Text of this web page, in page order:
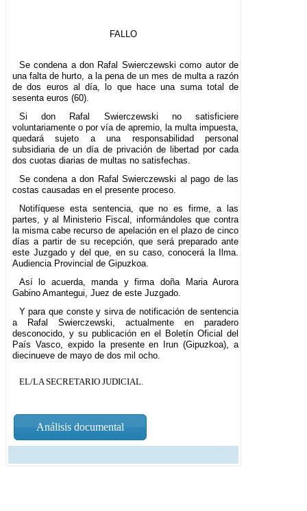
FALLO
Se condena a don Rafal Swierczewski como autor de
una falta de hurto, a la pena de un mes de multa a razón
de dos euros al día, lo que hace una suma total de
sesenta euros (60).
Si don Rafal Swierczewski no satisficiere
voluntariamente o por vía de apremio, la multa impuesta,
quedará sujeto a una responsabilidad personal
subsidiaria de un día de privación de libertad por cada
dos cuotas diarias de multas no satisfechas.
Se condena a don Rafal Swierczewski al pago de las
costas causadas en el presente proceso.
Notifíquese esta sentencia, que no es firme, a las
partes, y al Ministerio Fiscal, informándoles que contra
la misma cabe recurso de apelación en el plazo de cinco
días a partir de su recepción, que será preparado ante
este Juzgado y del que, en su caso, conocerá la Ilma.
Audiencia Provincial de Gipuzkoa.
Así lo acuerda, manda y firma doña Maria Aurora
Gabino Amantegui, Juez de este Juzgado.
Y para que conste y sirva de notificación de sentencia
a Rafal Swierczewski, actualmente en paradero
desconocido, y su publicación en el Boletín Oficial del
País Vasco, expido la presente en Irun (Gipuzkoa), a
diecinueve de mayo de dos mil ocho.
EL/LA SECRETARIO JUDICIAL.
Análisis documental